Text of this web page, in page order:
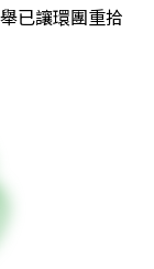
已讓環團重拾